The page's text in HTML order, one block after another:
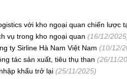
với kho ngoại quan chiến lược
vụ trong kho ngoại quan (16/12/
ty Sirline Hà Nam Việt Nam (10/12/
tác sản xuất, tiêu thụ than (26/11/
khẩu trở lại (25/11/2025)